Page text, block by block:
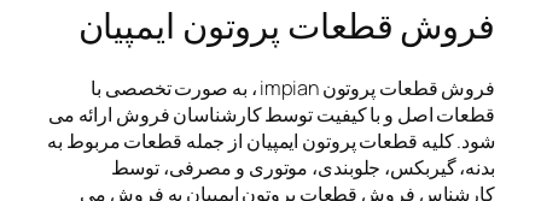
فروش قطعات پروتون ایمپیان
فروش قطعات پروتون impian ، به صورت تخصصی با
قطعات اصل و با کیفیت توسط کارشناسان فروش ارائه می
شود. کلیه قطعات پروتون ایمپیان از جمله قطعات مربوط به
بدنه، گیربکس، جلوبندی، موتوری و مصرفی، توسط
کارشناس فروش قطعات پروتون ایمپیان به فروش می